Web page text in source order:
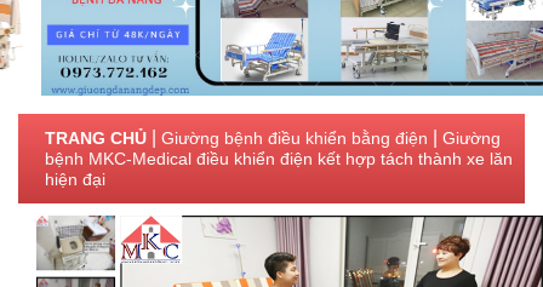
TRANG CHỦ Giường bệnh điều khiển bằng điện
Giường
bệnh MKC-Medical điều khiển điện kết hợp tách thành xe lăn
hiện đại